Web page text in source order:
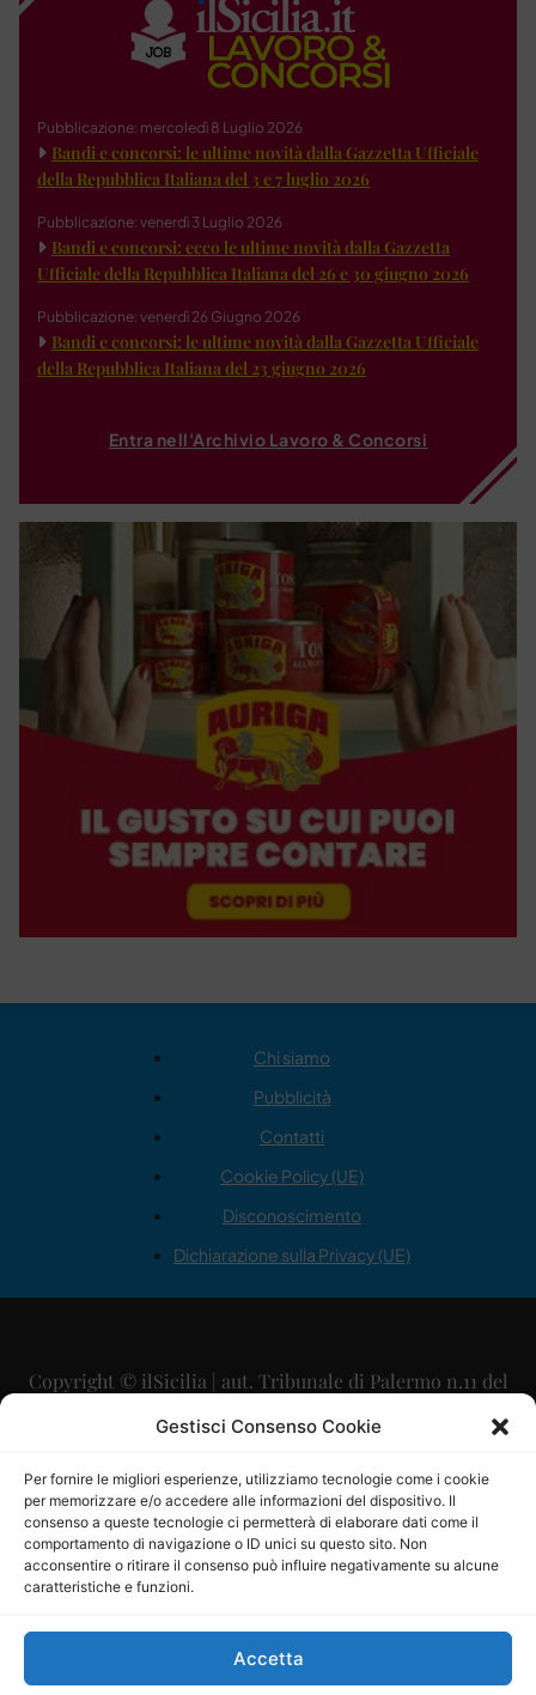
Gestisci Consenso Cookie
Per fornire le migliori esperienze, utilizziamo tecnologie come i cookie
per memorizzare e/o accedere alle informazioni del dispositivo. Il
consenso a queste tecnologie ci permetterà di elaborare dati come il
comportamento di navigazione o ID unici su questo sito. Non
acconsentire o ritirare il consenso può influire negativamente su alcune
caratteristiche e funzioni.
Accetta
Pubblicazione: mercoledì 8 Luglio 2026
Bandi e concorsi: le ultime novità dalla Gazzetta Ufficiale
della Repubblica Italiana del 3 e 7 luglio 2026
Pubblicazione: venerdì 3 Luglio 2026
Bandi e concorsi: ecco le ultime novità dalla Gazzetta
Ufficiale della Repubblica Italiana del 26 e 30 giugno 2026
Pubblicazione: venerdì 26 Giugno 2026
Bandi e concorsi: le ultime novità dalla Gazzetta Ufficiale
della Repubblica Italiana del 23 giugno 2026
Entra nell'Archivio Lavoro & Concorsi
Chi siamo
Pubblicità
Contatti
Cookie Policy (UE)
Disconoscimento
Dichiarazione sulla Privacy (UE)
Copyright © ilSicilia | aut. Tribunale di Palermo n.11 del
29/09/2015
Direttore Editoriale: Maurizio Scaglione
Direttore Responsabile: Maria Calabrese
P.IVA: 06334930820
Mercurio Comunicazione Società Cooperativa a r.l. è